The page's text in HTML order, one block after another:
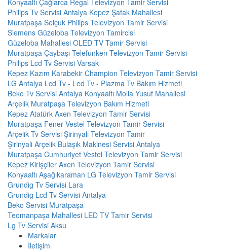
Philips Tv Servisi Antalya Kepez Şafak Mahallesi
Muratpaşa Selçuk Philips Televizyon Tamir Servisi
Siemens Güzeloba Televizyon Tamircisi
Güzeloba Mahallesi OLED TV Tamir Servisi
Muratpaşa Çaybaşı Telefunken Televizyon Tamir Servisi
Philips Lcd Tv Servisi Varsak
Kepez Kazım Karabekir Champion Televizyon Tamir Servisi
LG Antalya Lcd Tv - Led Tv - Plazma Tv Bakım Hizmeti
Beko Tv Servisi Antalya Konyaaltı Molla Yusuf Mahallesi
Arçelik Muratpaşa Televizyon Bakım Hizmeti
Kepez Atatürk Axen Televizyon Tamir Servisi
Muratpaşa Fener Vestel Televizyon Tamir Servisi
Arçelik Tv Servisi Şirinyalı Televizyon Tamir
Şirinyali Arçelik Bulaşık Makinesi Servisi Antalya
Muratpaşa Cumhuriyet Vestel Televizyon Tamir Servisi
Kepez Kirişçiler Axen Televizyon Tamir Servisi
Konyaaltı Aşağıkaraman LG Televizyon Tamir Servisi
Grundig Tv Servisi Lara
Grundig Lcd Tv Servisi Antalya
Beko Servisi Muratpaşa
Teomanpaşa Mahallesi LED TV Tamir Servisi
Lg Tv Servisi Aksu
Markalar
İletişim